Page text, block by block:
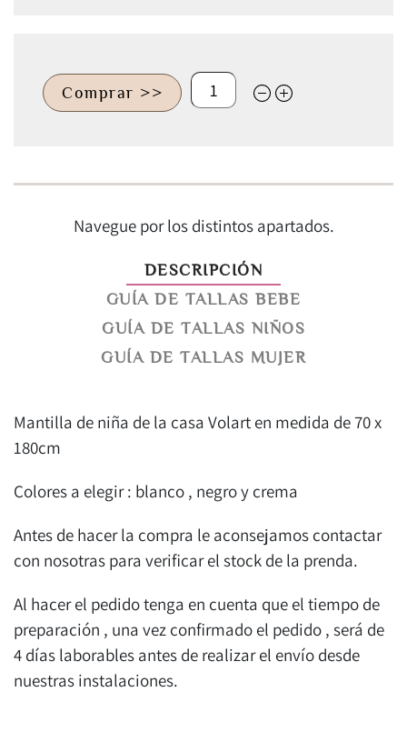
Comprar >>
Navegue por los distintos apartados.
DESCRIPCIÓN
GUÍA DE TALLAS BEBE
GUÍA DE TALLAS NIÑOS
GUÍA DE TALLAS MUJER
Mantilla de niña de la casa Volart en medida de 70 x
180cm
Colores a elegir : blanco , negro y crema
Antes de hacer la compra le aconsejamos contactar
con nosotras para verificar el stock de la prenda.
Al hacer el pedido tenga en cuenta que el tiempo de
preparación , una vez confirmado el pedido , será de
4 días laborables antes de realizar el envío desde
nuestras instalaciones.